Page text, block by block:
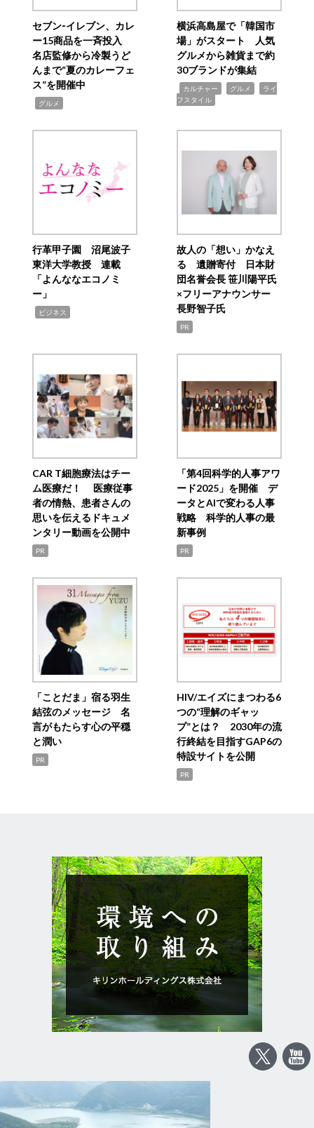
セブン‐イレブン、カレ
ー15商品を一斉投入
名店監修から冷製うど
んまで“夏のカレーフェ
ス”を開催中
グルメ
横浜高島屋で「韓国市
場」がスタート 人気
グルメから雑貨まで約
30ブランドが集結
カルチャー グルメ
ライ
フスタイル
行革甲子園 沼尾波子
東洋大学教授 連載
「よんななエコノミ
ー」
ビジネス
故人の「想い」かなえ
る 遺贈寄付 日本財
団名誉会長 笹川陽平氏
×フリーアナウンサー
長野智子氏
PR
CAR T細胞療法はチー
ム医療だ！ 医療従事
者の情熱、患者さんの
思いを伝えるドキュメ
ンタリー動画を公開中
PR
「第4回科学的人事アワ
ード2025」を開催 デ
ータとAIで変わる人事
戦略 科学的人事の最
新事例
PR
「ことだま」宿る羽生
結弦のメッセージ 名
言がもたらす心の平穏
と潤い
PR
HIV/エイズにまつわる6
つの“理解のギャッ
プ”とは？ 2030年の流
行終結を目指すGAP6の
特設サイトを公開
PR